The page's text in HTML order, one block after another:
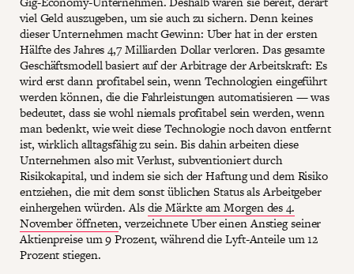
viel Geld auszugeben, um sie auch zu sichern. Denn keines
dieser Unternehmen macht Gewinn: Uber hat in der ersten
Hälfte des Jahres 4,7 Milliarden Dollar verloren. Das gesamte
Geschäftsmodell basiert auf der Arbitrage der Arbeitskraft: Es
wird erst dann profitabel sein, wenn Technologien eingeführt
werden können, die die Fahrleistungen automatisieren — was
bedeutet, dass sie wohl niemals profitabel sein werden, wenn
man bedenkt, wie weit diese Technologie noch davon entfernt
ist, wirklich alltagsfähig zu sein. Bis dahin arbeiten diese
Unternehmen also mit Verlust, subventioniert durch
Risikokapital, und indem sie sich der Haftung und dem Risiko
entziehen, die mit dem sonst üblichen Status als Arbeitgeber
einhergehen würden. Alsdie Märkte am Morgen des 4.
November öffneten, verzeichnete Uber einen Anstieg seiner
Aktienpreise um 9 Prozent, während die Lyft-Anteile um 12
Prozent stiegen.